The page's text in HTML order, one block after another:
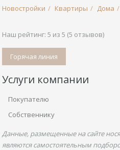
Новостройки
Квартиры Дома
Наш рейтинг: 5 из 5 (5 отзывов)
Горячая линия
Услуги компании
Покупателю
Собственнику
Данные, размещенные на сайте
являются самостоятельным